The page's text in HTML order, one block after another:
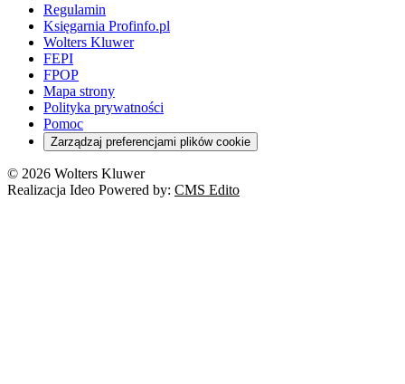
Regulamin
Księgarnia Profinfo.pl
Wolters Kluwer
FEPI
FPOP
Mapa strony
Polityka prywatności
Pomoc
Zarządzaj preferencjami plików cookie
© 2026 Wolters Kluwer
Realizacja Ideo Powered by: CMS Edito